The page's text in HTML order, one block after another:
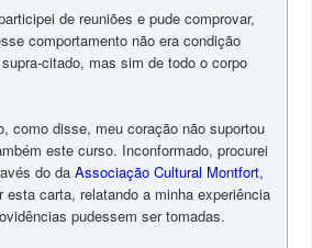
de reuniões e pude comprovar,
comportamento não era condição
citado, mas sim de todo o corpo
como disse, meu coração não suportou
este curso. Inconformado, procurei
do daAssociação Cultural Montfort,
esta carta, relatando a minha experiência
pudessem ser tomadas.